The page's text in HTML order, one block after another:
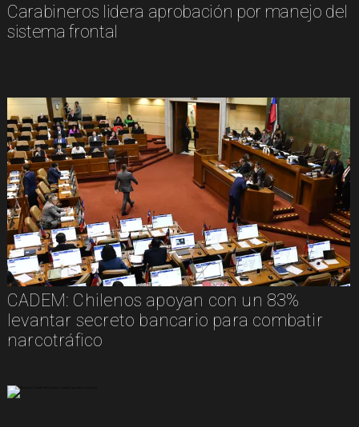
Carabineros lidera aprobación por manejo del
sistema frontal
CADEM: Chilenos apoyan con un 83%
levantar secreto bancario para combatir
narcotráfico